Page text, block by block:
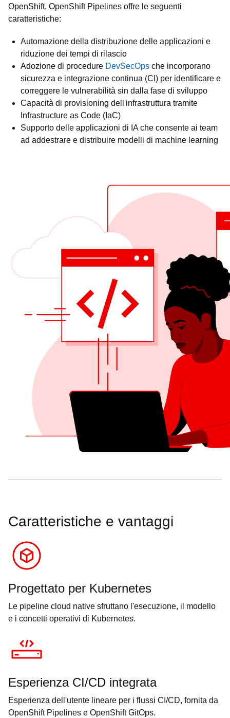
OpenShift, OpenShift Pipelines offre le seguenti
caratteristiche:
Automazione della distribuzione delle applicazioni e
riduzione dei tempi di rilascio
Adozione di procedure DevSecOps che incorporano
sicurezza e integrazione continua (CI) per identificare e
correggere le vulnerabilità sin dalla fase di sviluppo
Capacità di provisioning dell'infrastruttura tramite
Infrastructure as Code (IaC)
Supporto delle applicazioni di IA che consente ai team
ad addestrare e distribuire modelli di machine learning
Caratteristiche e vantaggi
Progettato per Kubernetes
Le pipeline cloud native sfruttano l'esecuzione, il modello
e i concetti operativi di Kubernetes.
Esperienza CI/CD integrata
Esperienza dell'utente lineare per i flussi CI/CD, fornita da
OpenShift Pipelines e OpenShift GitOps.